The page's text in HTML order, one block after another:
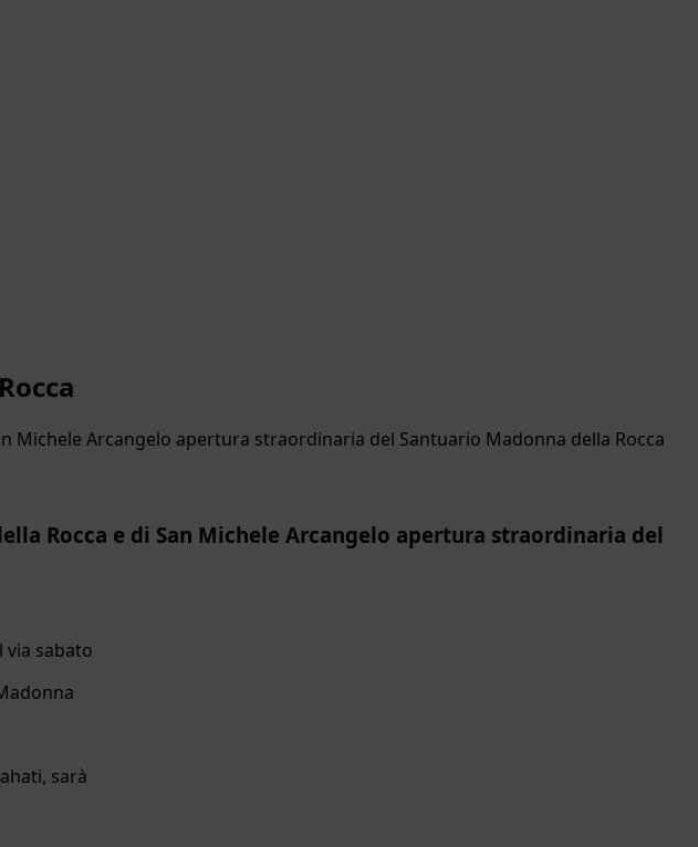
Michele Arcangelo apertura straordinaria del Santuario Madonna della Rocca
Rocca e di San Michele Arcangelo apertura straordinaria del
via sabato
sarà